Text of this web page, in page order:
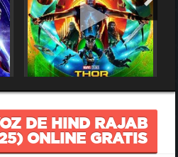
DE HIND RAJAB
ONLINE GRATIS